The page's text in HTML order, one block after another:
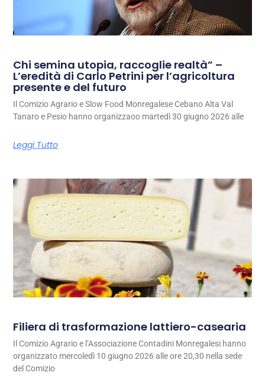
Chi semina utopia, raccoglie realtà” –
L’eredità di Carlo Petrini per l’agricoltura
presente e del futuro
Il Comizio Agrario e Slow Food Monregalese Cebano Alta Val
Tanaro e Pesio hanno organizzaoo martedì 30 giugno 2026 alle
Leggi Tutto
Filiera di trasformazione lattiero-casearia
Il Comizio Agrario e l’Associazione Contadini Monregalesi hanno
organizzato mercoledì 10 giugno 2026 alle ore 20,30 nella sede
del Comizio